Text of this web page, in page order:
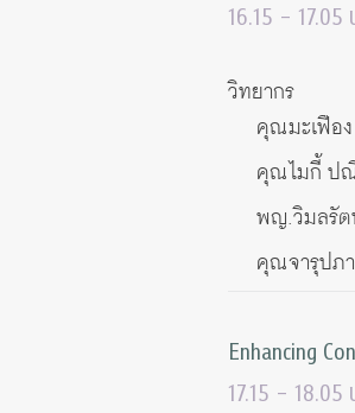
16.15 – 17.05
วิทยากร
คุณมะเฟือง
คุณไมกี้ ปณิ
พญ.วิมลรัต
คุณจารุปภ
Enhancing
17.15 – 18.05